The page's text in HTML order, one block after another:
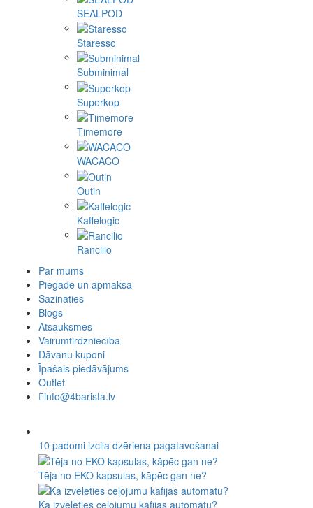
SEALPOD
Staresso
Subminimal
Superkop
Timemore
WACACO
Outin
Kaffelogic
Rancilio
Par mums
Piegāde un apmaksa
Sazināties
Blogs
Atsauksmes
Vairumtirdzniecība
Dāvanu kuponi
Īpašais piedāvājums
Outlet
info@4barista.lv
10 padomi izcila dzēriena pagatavošanai
Tēja no EKO kapsulas, kāpēc gan ne?
Kā izvēlēties ceļojumu kafijas automātu?